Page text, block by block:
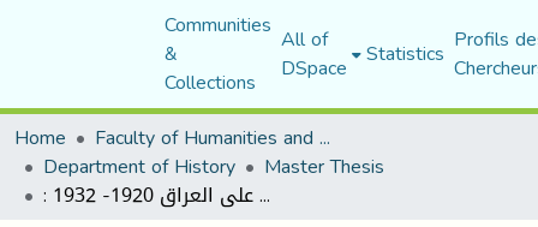
Communities
&
Collections
All of
DSpace Statistics Profils
Home
Faculty of Humanities and Social Sciences
Department of History Master Thesis
: سياسة الانتداب البريطاني على العراق 1920- 1932